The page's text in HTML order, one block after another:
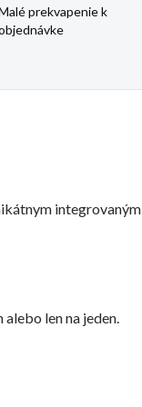
prekvapenie k
integrovaným
len na jeden.